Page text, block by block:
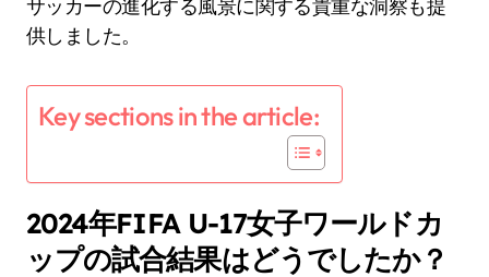
サッカーの進化する風景に関する貴重な洞察も提
供しました。
Key sections in the article:
2024年FIFA U-17女子ワールドカ
ップの試合結果はどうでしたか？